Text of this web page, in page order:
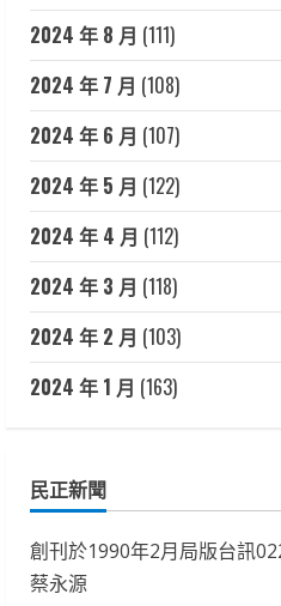
2024 年 8 月 (111)
2024 年 7 月 (108)
2024 年 6 月 (107)
2024 年 5 月 (122)
2024 年 4 月 (112)
2024 年 3 月 (118)
2024 年 2 月 (103)
2024 年 1 月 (163)
民正新聞
創刊於1990年2月局版台訊
蔡永源